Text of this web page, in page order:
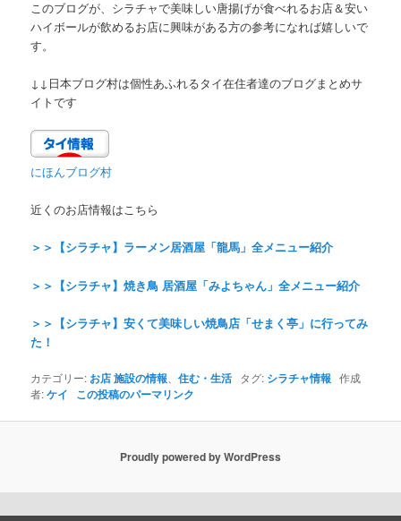
このブログが、シラチャで美味しい唐揚げが食べれるお店＆安い
ハイボールが飲めるお店に興味がある方の参考になれば嬉しいで
す。
↓↓日本ブログ村は個性あふれるタイ在住者達のブログまとめサ
イトです
にほんブログ村
近くのお店情報はこちら
＞＞【シラチャ】ラーメン居酒屋「龍馬」全メニュー紹介
＞＞【シラチャ】焼き鳥 居酒屋「みよちゃん」全メニュー紹介
＞＞【シラチャ】安くて美味しい焼鳥店「せまく亭」に行ってみ
た！
カテゴリー: お店 施設の情報 、住む・生活 タグ: シラチャ情報 作成
者:ケイ この投稿のパーマリンク
Proudly powered by WordPress